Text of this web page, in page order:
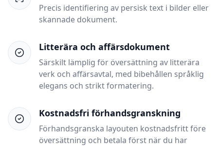
Precis identifiering av persisk text i bilder eller
skannade dokument.
Litterära och affärsdokument
Särskilt lämplig för översättning av litterära
verk och affärsavtal, med bibehållen språklig
elegans och strikt formatering.
Kostnadsfri förhandsgranskning
Förhandsgranska layouten kostnadsfritt före
översättning och betala först när du har